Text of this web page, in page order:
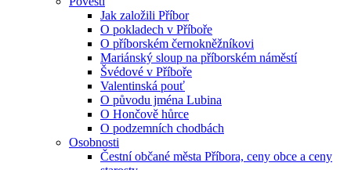
Jak založili Příbor
O pokladech v Příboře
O příborském černokněžníkovi
Mariánský sloup na příborském náměstí
Švédové v Příboře
Valentinská pouť
O původu jména Lubina
O Hončově hůrce
O podzemních chodbách
Osobnosti
Čestní občané města Příbora, ceny obce a ceny